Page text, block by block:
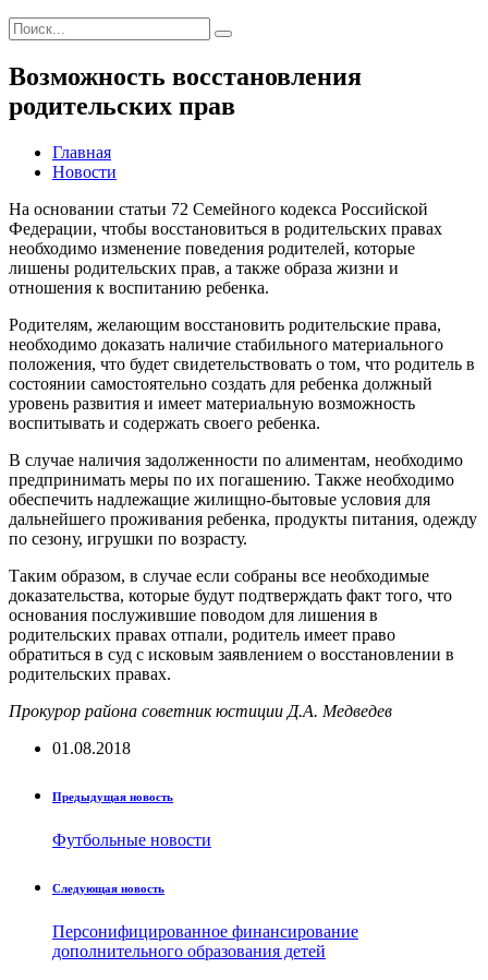
Возможность восстановления
родительских прав
Главная
Новости
На основании статьи 72 Семейного кодекса Российской
Федерации, чтобы восстановиться в родительских правах
необходимо изменение поведения родителей, которые
лишены родительских прав, а также образа жизни и
отношения к воспитанию ребенка.
Родителям, желающим восстановить родительские права,
необходимо доказать наличие стабильного материального
положения, что будет свидетельствовать о том, что родитель в
состоянии самостоятельно создать для ребенка должный
уровень развития и имеет материальную возможность
воспитывать и содержать своего ребенка.
В случае наличия задолженности по алиментам, необходимо
предпринимать меры по их погашению. Также необходимо
обеспечить надлежащие жилищно-бытовые условия для
дальнейшего проживания ребенка, продукты питания, одежду
по сезону, игрушки по возрасту.
Таким образом, в случае если собраны все необходимые
доказательства, которые будут подтверждать факт того, что
основания послужившие поводом для лишения в
родительских правах отпали, родитель имеет право
обратиться в суд с исковым заявлением о восстановлении в
родительских правах.
Прокурор района советник юстиции Д.А. Медведев
01.08.2018
Предыдущая новость
Футбольные новости
Следующая новость
Персонифицированное финансирование
дополнительного образования детей